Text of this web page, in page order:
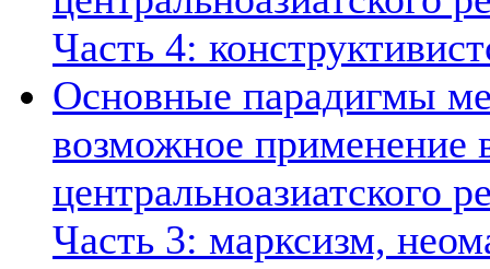
Часть 4:
Основные парадигмы
возможное применение
центральноазиатского
Часть 3: марксизм,